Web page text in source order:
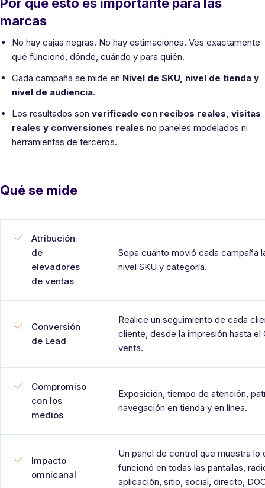
marcas
No hay cajas negras. No hay estimaciones. Ves exactamente
qué funcionó, dónde, cuándo y para quién.
Cada campaña se mide en Nivel de SKU, nivel de tienda y
nivel de audiencia.
Los resultados son verificado con recibos reales, visitas
reales y conversiones reales no paneles modelados ni
herramientas de terceros.
Qué se mide
Atribución
de
elevadores
de ventas
Sepa cuánto movió cada campaña
nivel SKU y categoría.
Conversión
de Lead
Realice un seguimiento de cada
cliente, desde la impresión hasta el
venta.
Compromiso
con los
medios
Exposición, tiempo de atención,
navegación en tienda y en línea.
Impacto
omnicanal
Un panel de control que muestra lo
funcionó en todas las pantallas,
aplicación, sitio, social, directo,